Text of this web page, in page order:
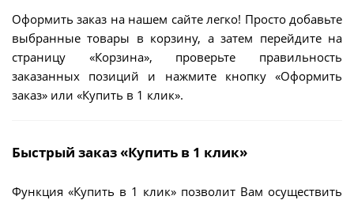
Оформить заказ на нашем сайте легко! Просто добавьте
выбранные товары в корзину, а затем перейдите на
страницу «Корзина», проверьте правильность
заказанных позиций и нажмите кнопку «Оформить
заказ» или «Купить в 1 клик».
Быстрый заказ «Купить в 1 клик»
Функция «Купить в 1 клик» позволит Вам осуществить